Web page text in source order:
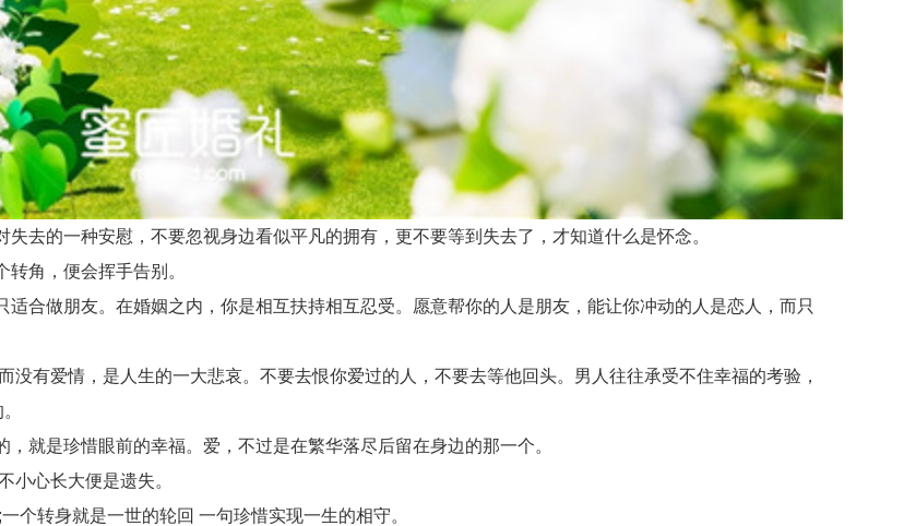
的一种安慰，不要忽视身边看似平凡的拥有，更不要等到失去了，才知道什么是怀念。
角，便会挥手告别。
做朋友。在婚姻之内，你是相互扶持相互忍受。愿意帮你的人是朋友，能让你冲动的人是恋人，而只
爱情，是人生的一大悲哀。不要去恨你爱过的人，不要去等他回头。男人往往承受不住幸福的考验，
是珍惜眼前的幸福。爱，不过是在繁华落尽后留在身边的那一个。
心长大便是遗失。
转身就是一世的轮回 一句珍惜实现一生的相守。